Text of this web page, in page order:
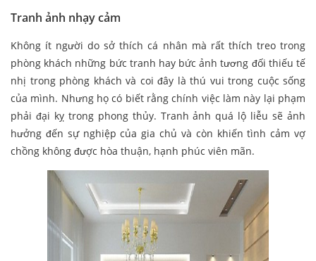
Tranh ảnh nhạy cảm
Không ít người do sở thích cá nhân mà rất thích treo trong
phòng khách những bức tranh hay bức ảnh tương đối thiếu tế
nhị trong phòng khách và coi đây là thú vui trong cuộc sống
của mình. Nhưng họ có biết rằng chính việc làm này lại phạm
phải đại kỵ trong phong thủy. Tranh ảnh quá lộ liễu sẽ ảnh
hưởng đến sự nghiệp của gia chủ và còn khiến tình cảm vợ
chồng không được hòa thuận, hạnh phúc viên mãn.